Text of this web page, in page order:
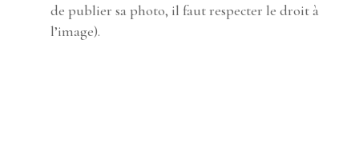
de publier sa photo, il faut respecter le droit à
l’image).